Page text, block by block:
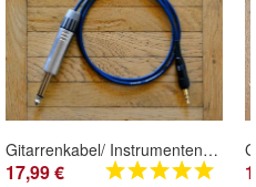
Gitarrenkabel/ Instrumentenkabel für Sennheiser EW SK 100 300 500 (G1, G2, G3, G4)
17,99 €